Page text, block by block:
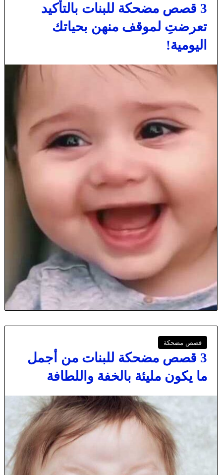
3 قصص مضحكة للبنات بالتأكيد
تعرضتِ لموقف منهن بحياتك
اليومية!
قصص مضحكة
3 قصص مضحكة للبنات من أجمل
ما يكون مليئة بالخفة واللطافة